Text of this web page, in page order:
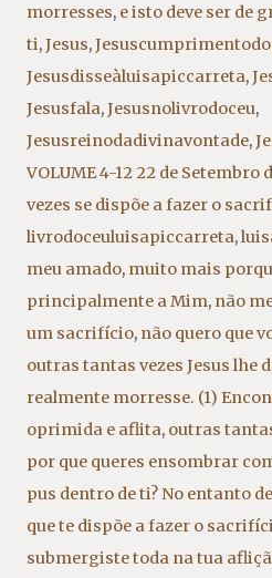
morresses, e isto deve ser de
ti,Jesus,
Jesusdisseàluisapiccarreta,
Jesusfala,Jesusnolivrodoceu,
Jesusreinodadivinavontade,
VOLUME 4-12 22 de Setembro
vezes se dispõe a fazer o
livrodoceuluisapiccarreta,
meu amado, muito mais
principalmente a Mim, não
um sacrifício, não quero que
outras tantas vezes Jesus lhe
realmente morresse. (1)
oprimida e aflita, outras
por que queres ensombrar
pus dentro de ti? No entanto
que te dispõe a fazer o
submergiste toda na tua